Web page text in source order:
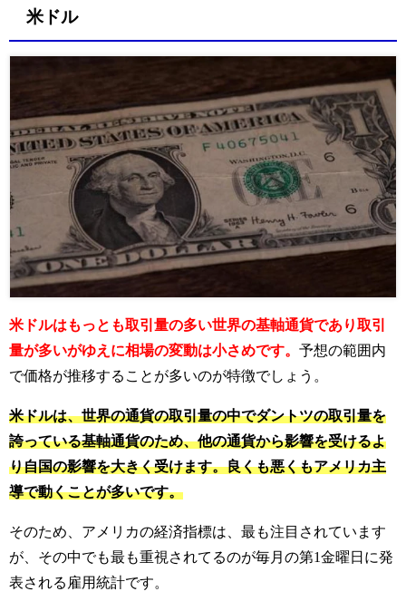
米ドル
米ドルはもっとも取引量の多い世界の基軸通貨であり取引
量が多いがゆえに相場の変動は小さめです。 予想の範囲内
で価格が推移することが多いのが特徴でしょう。
米ドルは、世界の通貨の取引量の中でダントツの取引量を
誇っている基軸通貨のため、他の通貨から影響を受けるよ
り自国の影響を大きく受けます。良くも悪くもアメリカ主
導で動くことが多いです。
そのため、アメリカの経済指標は、最も注目されています
が、その中でも最も重視されてるのが毎月の第1金曜日に発
表される雇用統計です。